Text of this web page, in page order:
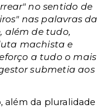
no sentido de
nas palavras da
além de tudo,
machista e
a tudo o mais
submetia aos
além da pluralidade